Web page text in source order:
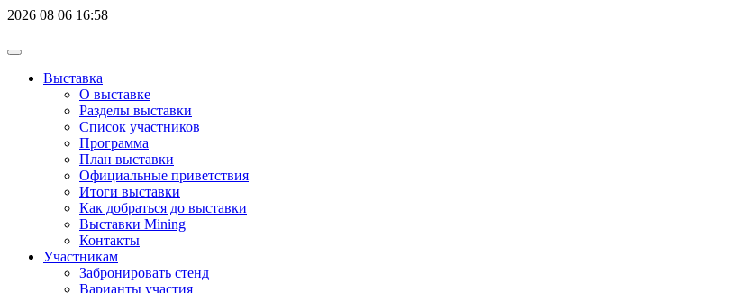
2026 08 06 16:58
Выставка
О выставке
Разделы выставки
Список участников
Программа
План выставки
Официальные приветствия
Итоги выставки
Как добраться до выставки
Выставки Mining
Контакты
Участникам
Забронировать стенд
Варианты участия